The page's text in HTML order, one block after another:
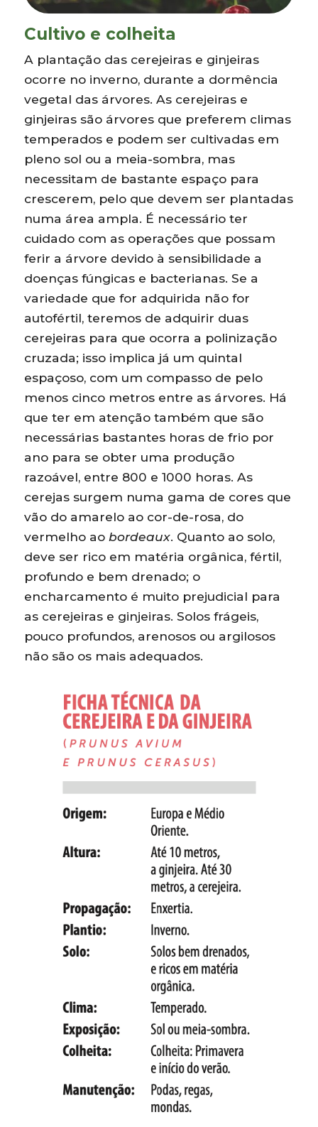
Cultivo e colheita
A plantação das cerejeiras e ginjeiras
ocorre no inverno, durante a dormência
vegetal das árvores. As cerejeiras e
ginjeiras são árvores que preferem climas
temperados e podem ser cultivadas em
pleno sol ou a meia-sombra, mas
necessitam de bastante espaço para
crescerem, pelo que devem ser plantadas
numa área ampla. É necessário ter
cuidado com as operações que possam
ferir a árvore devido à sensibilidade a
doenças fúngicas e bacterianas. Se a
variedade que for adquirida não for
autofértil, teremos de adquirir duas
cerejeiras para que ocorra a polinização
cruzada; isso implica já um quintal
espaçoso, com um compasso de pelo
menos cinco metros entre as árvores. Há
que ter em atenção também que são
necessárias bastantes horas de frio por
ano para se obter uma produção
razoável, entre 800 e 1000 horas. As
cerejas surgem numa gama de cores que
vão do amarelo ao cor-de-rosa, do
vermelho aobordeaux. Quanto ao solo,
deve ser rico em matéria orgânica, fértil,
profundo e bem drenado; o
encharcamento é muito prejudicial para
as cerejeiras e ginjeiras. Solos frágeis,
pouco profundos, arenosos ou argilosos
não são os mais adequados.